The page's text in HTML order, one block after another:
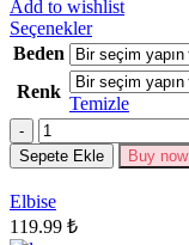
Add to wishlist
SeçeneklerBu
ürünün
birden
fazla
varyasyonu
Seçenekler
Beden
Renk
Temizle
Miktar
Sepete Ekle Buy now
Elbise
119.99 ₺